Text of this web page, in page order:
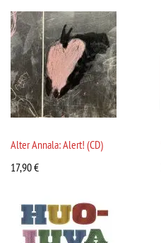
Alter Annala: Alert! (CD)
17,90€